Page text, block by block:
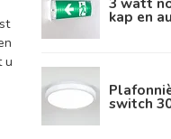
u
kap en
switch